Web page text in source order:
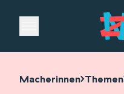
Open main menu
Macherinnen Themen